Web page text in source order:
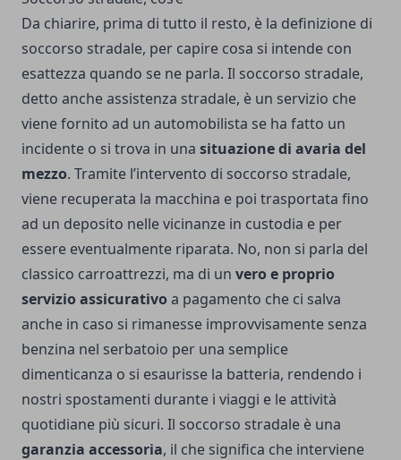
Da chiarire, prima di tutto il resto, è la definizione di
soccorso stradale, per capire cosa si intende con
esattezza quando se ne parla. Il soccorso stradale,
detto anche assistenza stradale, è un servizio che
viene fornito ad un automobilista se ha fatto un
incidente o si trova in una situazione di avaria del
mezzo. Tramite l’intervento di soccorso stradale,
viene recuperata la macchina e poi trasportata fino
ad un deposito nelle vicinanze in custodia e per
essere eventualmente riparata. No, non si parla del
classico carroattrezzi, ma di un vero e proprio
servizio assicurativo a pagamento che ci salva
anche in caso si rimanesse improvvisamente senza
benzina nel serbatoio per una semplice
dimenticanza o si esaurisse la batteria, rendendo i
nostri spostamenti durante i viaggi e le attività
quotidiane più sicuri. Il soccorso stradale è una
garanzia accessoria, il che significa che interviene